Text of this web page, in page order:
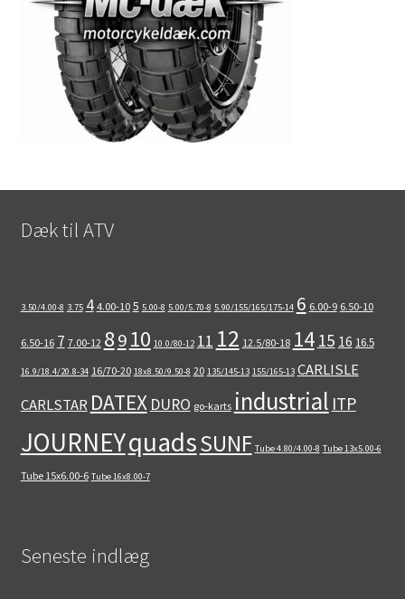
Dæk til ATV
3.50/4.00-8 3.75 4 4.00-10 5 5.00-8 5.00/5.70-8 5.90/155/165/175-14 6 6.00-9 6.50-10
6.50-16 7 7.00-12 89 10 10.0/80-12 11 12 12.5/80-18 14 15 16 16.5
16.9/18.4/20.8-34 16/70-20 18x8.50/9.50-8 20 135/145-13 155/165-13 CARLISLE
CARLSTAR DATEX DURO go-karts industrial ITP
JOURNEYquadsSUNF Tube 4.80/4.00-8 Tube 13x5.00-6
Tube 15x6.00-6 Tube 16x8.00-7
Seneste indlæg